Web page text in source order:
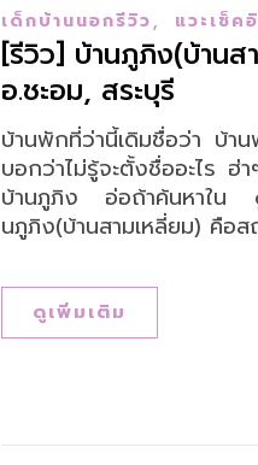
เด็กบ้านนอกรีวิว, แวะเช็ค
[รีวิว] บ้านภูภิง(บ้านส
อ.ชะอม, สระบุรี
บ้านพักที่ว่านี้เดิมชื่อว่า บ้า
บอกว่าไม่รู้จะตั้งชื่ออะไร ฮ่
บ้านภูภิง อ่อถ้าค้นหาใ
นภูภิง(บ้านสามเหลี่ยม) คือ
ดูเพิ่มเติม